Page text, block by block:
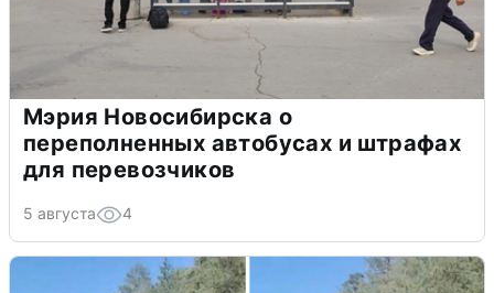
Мэрия Новосибирска о
переполненных автобусах и штрафах
для перевозчиков
5 августа 4